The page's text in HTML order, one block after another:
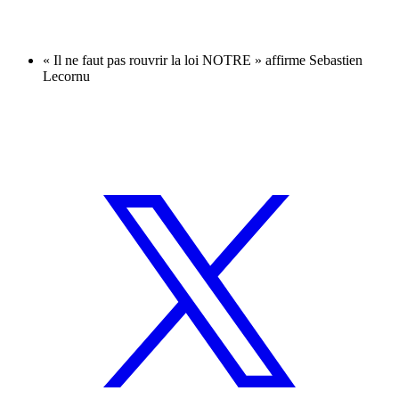
« Il ne faut pas rouvrir la loi NOTRE » affirme Sebastien
Lecornu